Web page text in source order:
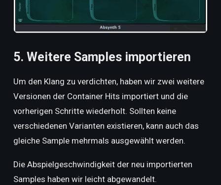
5. Weitere Samples importieren
Um den Klang zu verdichten, haben wir zwei weitere
Versionen der Container Hits importiert und die
vorherigen Schritte wiederholt. Sollten keine
verschiedenen Varianten existieren, kann auch das
gleiche Sample mehrmals ausgewählt werden.
Die Abspielgeschwindigkeit der neu importierten
Samples haben wir leicht abgewandelt.